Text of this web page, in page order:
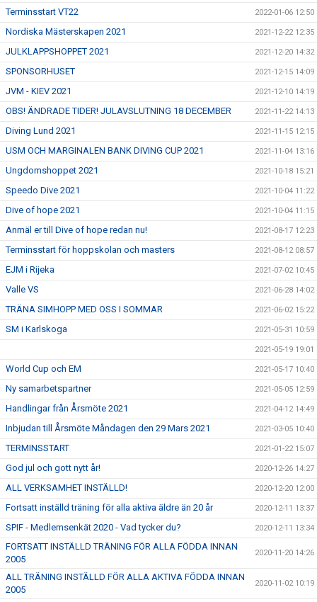
Terminsstart VT22 2022-01-06 12:50
Nordiska Mästerskapen 2021 2021-12-22 12:35
JULKLAPPSHOPPET 2021 2021-12-20 14:32
SPONSORHUSET 2021-12-15 14:09
JVM - KIEV 2021 2021-12-10 14:19
OBS! ÄNDRADE TIDER! JULAVSLUTNING 18 DECEMBER 2021-11-22 14:13
Diving Lund 2021 2021-11-15 12:15
USM OCH MARGINALEN BANK DIVING CUP 2021 2021-11-04 13:16
Ungdomshoppet 2021 2021-10-18 15:21
Speedo Dive 2021 2021-10-04 11:22
Dive of hope 2021 2021-10-04 11:15
Anmäl er till Dive of hope redan nu! 2021-08-17 12:23
Terminsstart för hoppskolan och masters 2021-08-12 08:57
EJM i Rijeka 2021-07-02 10:45
Valle VS 2021-06-28 14:02
TRÄNA SIMHOPP MED OSS I SOMMAR 2021-06-02 15:22
SM i Karlskoga 2021-05-31 10:59
2021-05-19 19:01
World Cup och EM 2021-05-17 10:40
Ny samarbetspartner 2021-05-05 12:59
Handlingar från Årsmöte 2021 2021-04-12 14:49
Inbjudan till Årsmöte Måndagen den 29 Mars 2021 2021-03-05 10:40
TERMINSSTART 2021-01-22 15:07
God jul och gott nytt år! 2020-12-26 14:27
ALL VERKSAMHET INSTÄLLD! 2020-12-20 12:00
Fortsatt inställd träning för alla aktiva äldre än 20 år 2020-12-11 13:37
SPIF - Medlemsenkät 2020 - Vad tycker du? 2020-12-11 13:34
FORTSATT INSTÄLLD TRÄNING FÖR ALLA FÖDDA INNAN
2005
2020-11-20 14:26
ALL TRÄNING INSTÄLLD FÖR ALLA AKTIVA FÖDDA INNAN
2005
2020-11-02 10:19